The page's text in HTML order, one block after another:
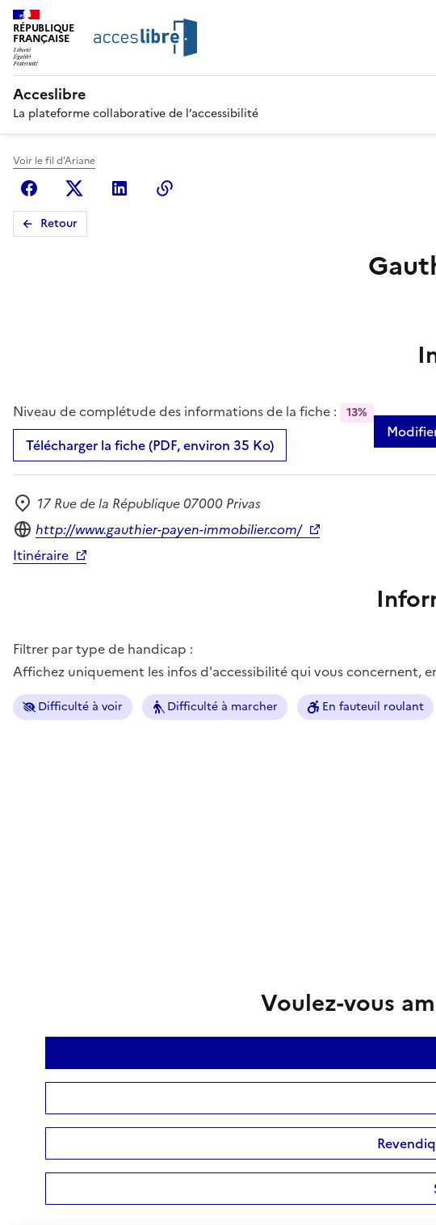
RÉPUBLIQUE
FRANÇAISE
Acceslibre
La plateforme collaborative de l’accessibilité
Voir le fil d'Ariane
FacebookX (anciennement Twitter)
Linkedin
Retour
Niveau de complétude des informations de la fiche : 13%
Télécharger la fiche (PDF, environ 35 Ko)
Adresse
17 Rue de la République 07000 Privas
Site internet
http://www.gauthier-payen-immobilier.com/
Itinéraire
Filtrer par type de handicap :
Affichez uniquement les infos d'accessibilité qui vous concernent,
Difficulté à voir Difficulté à marcher En fauteuil roulant
Voulez-vous